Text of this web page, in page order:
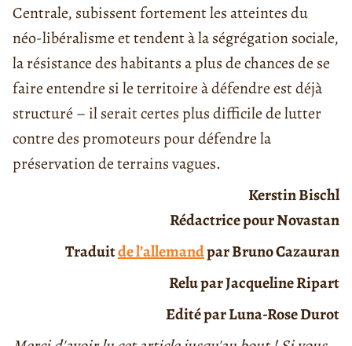
Centrale, subissent fortement les atteintes du
néo-libéralisme et tendent à la ségrégation sociale,
la résistance des habitants a plus de chances de se
faire entendre si le territoire à défendre est déjà
structuré – il serait certes plus difficile de lutter
contre des promoteurs pour défendre la
préservation de terrains vagues.
Kerstin Bischl
Rédactrice pour Novastan
Traduitde l’allemandpar Bruno Cazauran
Relu par Jacqueline Ripart
Edité par Luna-Rose Durot